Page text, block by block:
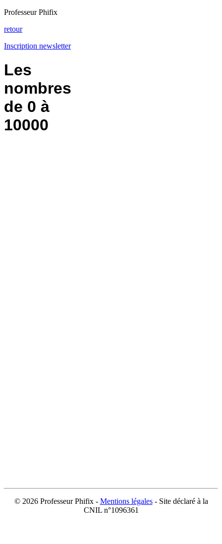
Professeur Phifix
retour
Inscription newsletter
Les
nombres
de 0 à
10000
© 2026 Professeur Phifix - Mentions légales- Site déclaré à la
CNIL n°1096361